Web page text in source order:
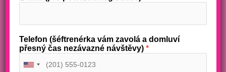
Telefon (šéftrenérka vám zavolá a domluví
přesný čas nezávazné návštěvy)*